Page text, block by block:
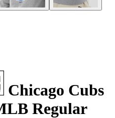
Chicago Cubs
Regular